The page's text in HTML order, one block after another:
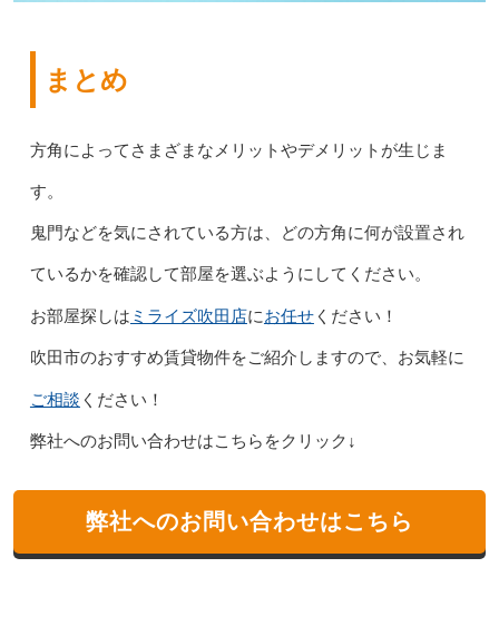
まとめ
方角によってさまざまなメリットやデメリットが生じま
す。
鬼門などを気にされている方は、どの方角に何が設置され
ているかを確認して部屋を選ぶようにしてください。
お部屋探しは ミライズ吹田店にお任せください！
吹田市のおすすめ賃貸物件をご紹介しますので、お気軽に
ご相談 ください！
弊社へのお問い合わせはこちらをクリック↓
弊社へのお問い合わせはこちら